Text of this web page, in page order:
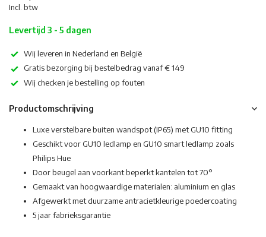
Incl. btw
Levertijd 3 - 5 dagen
Wij leveren in Nederland en België
Gratis bezorging bij bestelbedrag vanaf € 149
Wij checken je bestelling op fouten
Productomschrijving
Luxe verstelbare buiten wandspot (IP65) met GU10 fitting
Geschikt voor GU10 ledlamp en GU10 smart ledlamp zoals
Philips Hue
Door beugel aan voorkant beperkt kantelen tot 70°
Gemaakt van hoogwaardige materialen: aluminium en glas
Afgewerkt met duurzame antracietkleurige poedercoating
5 jaar fabrieksgarantie